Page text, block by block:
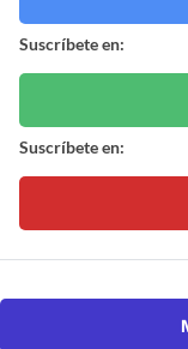
Suscríbete en:
Suscríbete en: